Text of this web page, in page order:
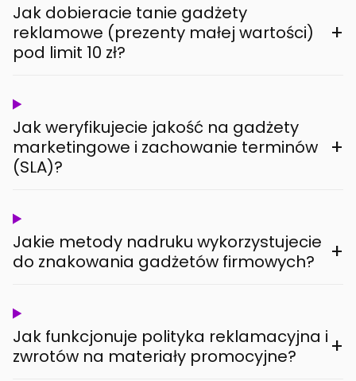
Jak dobieracie tanie gadżety
reklamowe (prezenty małej wartości)
pod limit 10 zł?
+
Jak weryfikujecie jakość na gadżety
marketingowe i zachowanie terminów
(SLA)?
+
Jakie metody nadruku wykorzystujecie
do znakowania gadżetów firmowych?
+
Jak funkcjonuje polityka reklamacyjna i
zwrotów na materiały promocyjne?
+